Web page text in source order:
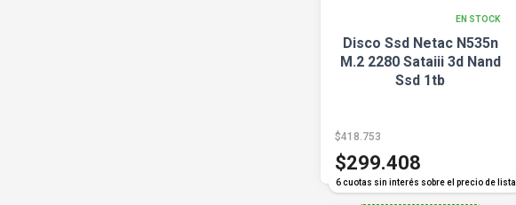
EN STOCK
Disco Ssd Netac N535n
M.2 2280 Sataiii 3d Nand
Ssd 1tb
6 cuotas sin interés sobre el precio de lista
$418.753
$299.408